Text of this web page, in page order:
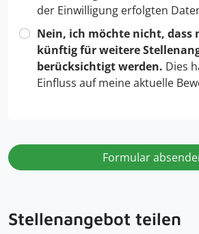
der Einwilligung erfolgten
Nein, ich möchte nicht, dass
künftig für weitere
berücksichtigt werden. Dies
Einfluss auf meine aktuelle
Formular
Stellenangebot teilen